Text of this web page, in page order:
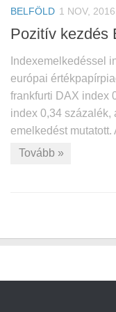
BELFÖLD 1 NOV, 2016
Pozitív kezdés
Indexemelkedéssel
európai
frankfurti DAX index
index 0,34 százalék,
emelkedést mutatott.
Tovább »